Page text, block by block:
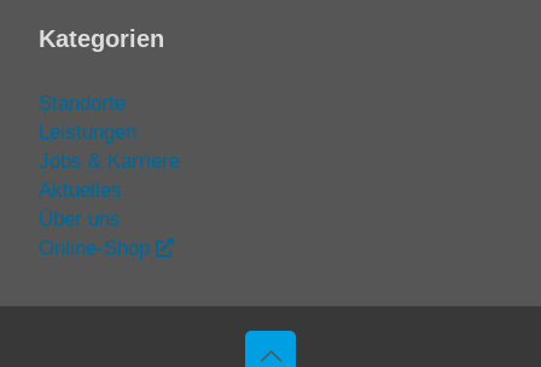
Kategorien
Standorte
Leistungen
Jobs & Karriere
Aktuelles
Über uns
Online-Shop